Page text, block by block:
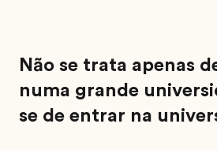
Não se trata apenas
numa grande
se de entrar na